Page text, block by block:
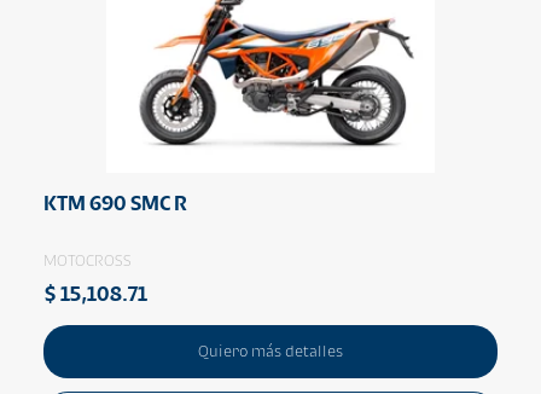
KTM 690 SMC R
MOTOCROSS
$ 15,108.71
Quiero más detalles